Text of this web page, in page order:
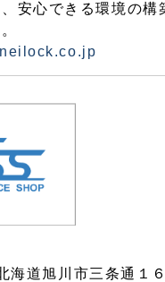
安心できる環境の構
道旭川市三条通１